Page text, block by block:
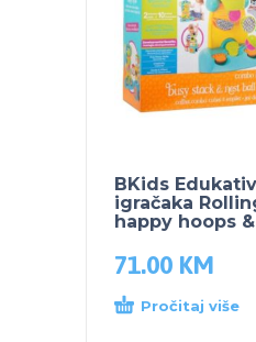
BKids
igračaka
happy hoops
71.00 KM
Pročitaj više